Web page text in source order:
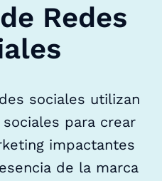
Redes
sociales utilizan
para crear
impactantes
de la marca